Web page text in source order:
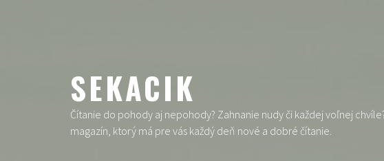
SEKACIK
Čítanie do pohody aj nepohody? Zahnanie nudy či každej voľnej
magazín, ktorý má pre vás každý deň nové a dobré čítanie.